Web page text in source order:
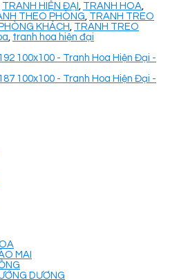
TRANH HIỆN ĐẠI , TRANH HOA,
THEO PHÒNG, TRANH TREO
KHÁCH, TRANH TREO
, tranh hoa hiện đại
MAI
DƯƠNG